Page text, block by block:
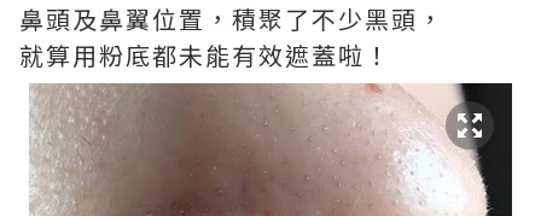
鼻頭及鼻翼位置，積聚了不少黑頭，
就算用粉底都未能有效遮蓋啦！